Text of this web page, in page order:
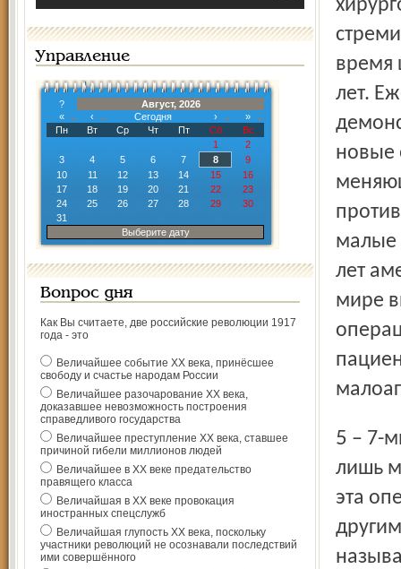
Управление
?
Август, 2026
«
‹ Сегодня ›
»
Пн
Вт Ср Чт Пт Сб
Вс
1
2
3
4 5 6 7 8
9
10
11 12 13 14 15
16
17
18 19 20 21 22
23
24
25 26 27 28 29
30
31
Выберите дату
Вопрос дня
Как Вы считаете, две российские революции 1917
года - это
Величайшее событие ХХ века, принёсшее
свободу и счастье народам России
Величайшее разочарование ХХ века,
доказавшее невозможность построения
справедливого государства
Величайшее преступление ХХ века, ставшее
причиной гибели миллионов людей
Величайшее в ХХ веке предательство
правящего класса
Величайшая в ХХ веке провокация
иностранных спецслужб
Величайшая глупость ХХ века, поскольку
участники революций не осознавали последствий
ими совершённого
время
лет.
новые
малые
лет
мире
5 – 7-миллиметровые разрезы, после которых остаются
лишь
эта